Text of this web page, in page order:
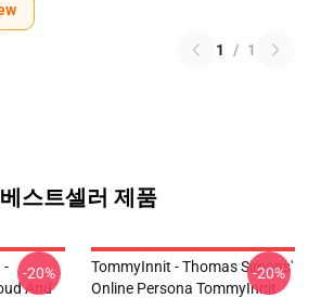
1 / 1
베스트셀러 제품
-
And
-20%
TommyInnit - Thomas Simons'
Online Persona TommyInnit
-20%